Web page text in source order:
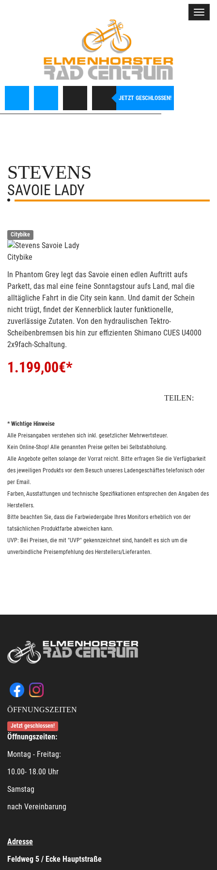
JETZT GESCHLOSSEN!
STEVENS
SAVOIE LADY
Citybike
Citybike
In Phantom Grey legt das Savoie einen edlen Auftritt aufs
Parkett, das mal eine feine Sonntagstour aufs Land, mal die
alltägliche Fahrt in die City sein kann. Und damit der Schein
nicht trügt, findet der Kennerblick lauter funktionelle,
zuverlässige Zutaten. Von den hydraulischen Tektro-
Scheibenbremsen bis hin zur effizienten Shimano CUES U4000
2x9fach-Schaltung.
1.199,00€*
TEILEN:
* Wichtige Hinweise
Alle Preisangaben verstehen sich inkl. gesetzlicher Mehrwertsteuer.
Kein Online-Shop! Alle genannten Preise gelten bei Selbstabholung.
Alle Angebote gelten solange der Vorrat reicht. Bitte erfragen Sie die Verfügbarkeit
des jeweiligen Produkts vor dem Besuch unseres Ladengeschäftes telefonisch oder
per Email.
Farben, Ausstattungen und technische Spezifikationen entsprechen den Angaben des
Herstellers.
Bitte beachten Sie, dass die Farbwiedergabe Ihres Monitors erheblich von der
tatsächlichen Produktfarbe abweichen kann.
UVP: Bei Preisen, die mit "UVP" gekennzeichnet sind, handelt es sich um die
unverbindliche Preisempfehlung des Herstellers/Lieferanten.
ÖFFNUNGSZEITEN
Jetzt geschlossen!
Öffnungszeiten:
Montag - Freitag:
10.00- 18.00 Uhr
Samstag
nach Vereinbarung
Adresse
Feldweg 5 / Ecke Hauptstraße